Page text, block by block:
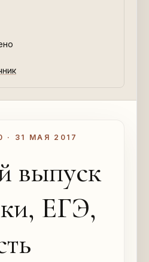
· 31 МАЯ 2017
выпуск
ЕГЭ,